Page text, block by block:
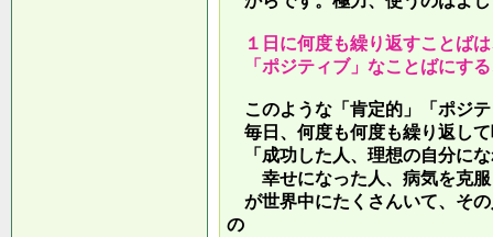
１日に何度も繰り返すことば
「ポジティブ」なことばにす
このような「肯定的」「ポジ
毎日、何度も何度も繰り返し
「成功した人、理想の自分に
幸せになった人、病気を克服
が世界中にたくさんいて、そ
の